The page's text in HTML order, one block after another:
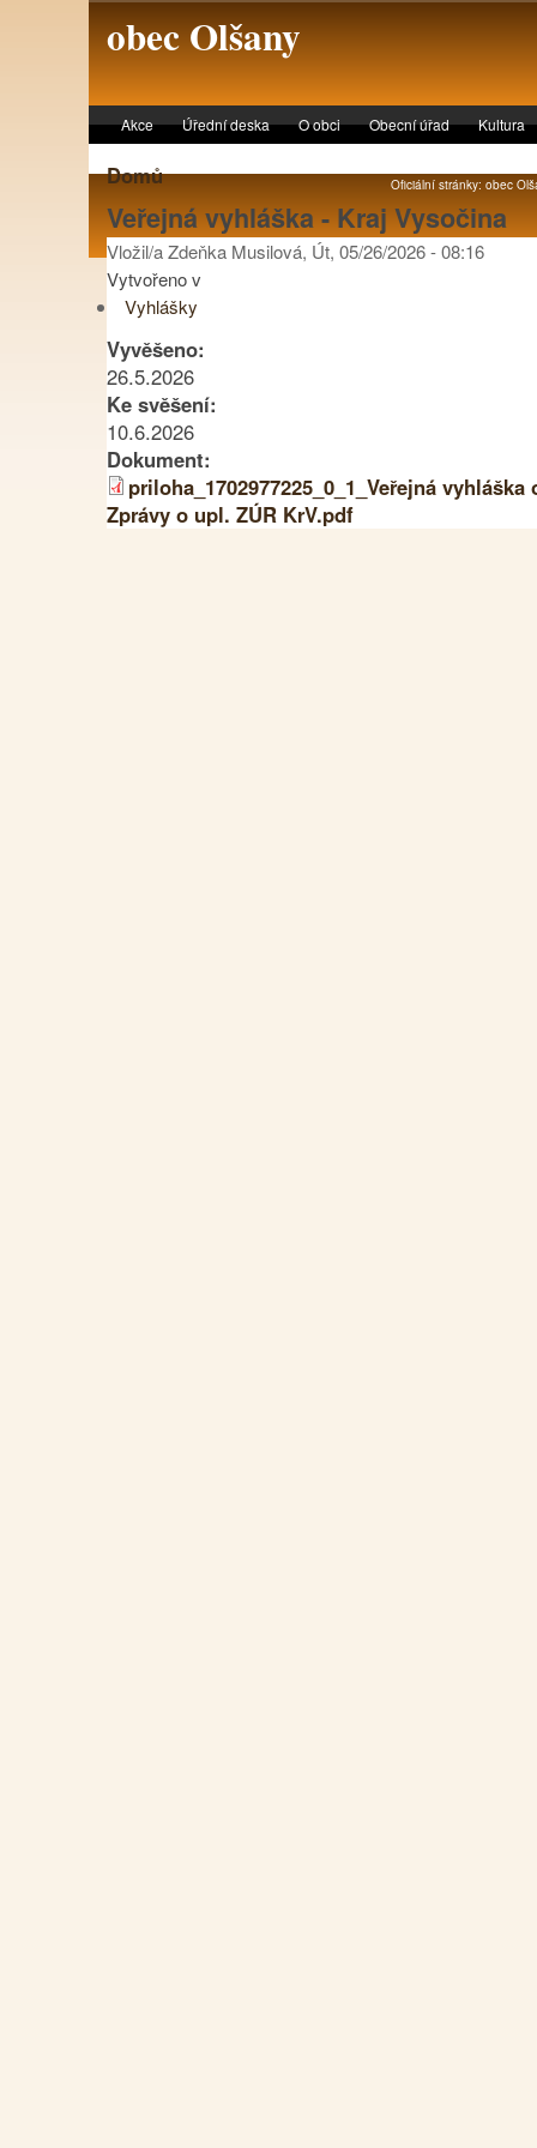
obec Olšany
Akce Úřední deska O obci Obecní úřad Kultura
Domů
Veřejná vyhláška - Kraj Vysočina
Vložil/a Zdeňka Musilová, Út, 05/26/2026 - 08:16
Vytvořeno v
Vyhlášky
Vyvěšeno:
26.5.2026
Ke svěšení:
10.6.2026
Dokument:
priloha_1702977225_0_1_Veřejná
Zprávy o upl. ZÚR KrV.pdf
Oficiální stránky: obec